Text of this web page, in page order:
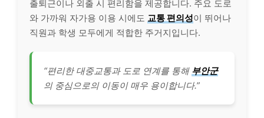
출퇴근이나 외출 시 편리함을 제공합니다. 주요 도로
와 가까워 자가용 이용 시에도 교통 편의성이 뛰어나
직원과 학생 모두에게 적합한 주거지입니다.
“편리한 대중교통과 도로 연계를 통해 부안군
의 중심으로의 이동이 매우 용이합니다.”